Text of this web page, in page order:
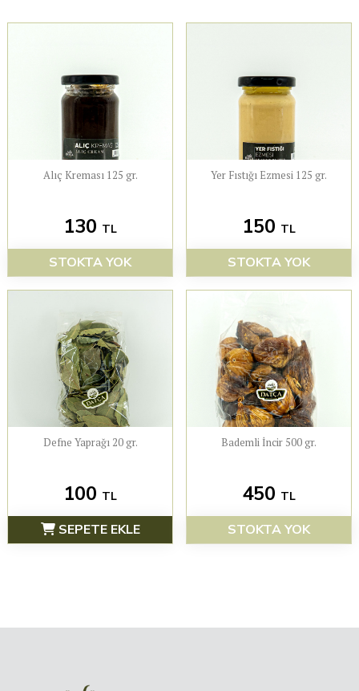
Alıç Kreması 125 gr.
130 TL
STOKTA YOK
Yer Fıstığı Ezmesi 125 gr.
150 TL
STOKTA YOK
Defne Yaprağı 20 gr.
100 TL
SEPETE EKLE
Bademli İncir 500 gr.
450 TL
STOKTA YOK